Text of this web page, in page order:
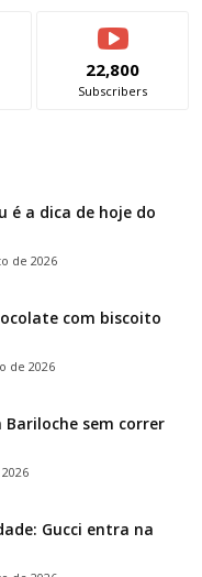
22,800
Subscribers
é a dica de hoje do
de 2026
com biscoito
de 2026
Bariloche sem correr
Gucci entra na